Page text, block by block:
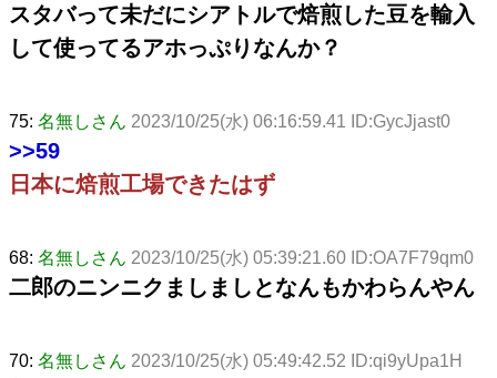
スタバって未だにシアトルで焙煎した豆を輸入
して使ってるアホっぷりなんか？
75: 名無しさん 2023/10/25(水) 06:16:59.41 ID:GycJjast0
>>59
日本に焙煎工場できたはず
68: 名無しさん 2023/10/25(水) 05:39:21.60 ID:OA7F79qm0
二郎のニンニクましましとなんもかわらんやん
70: 名無しさん 2023/10/25(水) 05:49:42.52 ID:qi9yUpa1H